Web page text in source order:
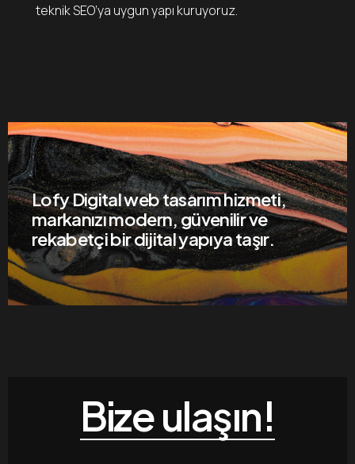
teknik SEO’ya uygun yapı kuruyoruz.
Lofy Digital web tasarım hizmeti,
markanızı modern, güvenilir ve
rekabetçi bir dijital yapıya taşır.
Bize ulaşın!